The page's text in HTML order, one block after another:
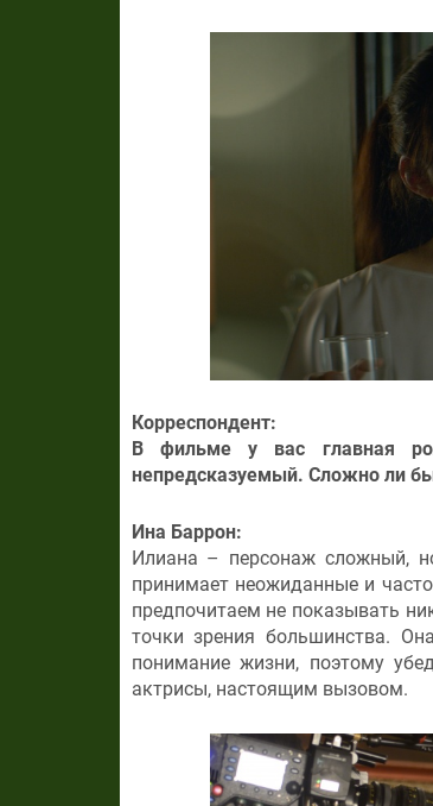
Корреспондент:
В фильме у вас главная
непредсказуемый. Сложно ли
Ина Баррон:
Илиана – персонаж сложный,
принимает неожиданные и
предпочитаем не показывать
точки зрения большинства.
понимание жизни, поэтому
актрисы, настоящим вызовом.